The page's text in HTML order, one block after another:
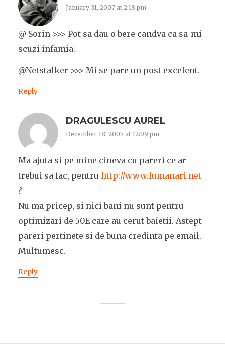
January 31, 2007 at 2:18 pm
@ Sorin >>> Pot sa dau o bere candva ca sa-mi
scuzi infamia.
@Netstalker >>> Mi se pare un post excelent.
Reply
DRAGULESCU AUREL
December 18, 2007 at 12:09 pm
Ma ajuta si pe mine cineva cu pareri ce ar
trebui sa fac, pentru http://www.lumanari.net
?
Nu ma pricep, si nici bani nu sunt pentru
optimizari de 50E care au cerut baietii. Astept
pareri pertinete si de buna credinta pe email.
Multumesc.
Reply